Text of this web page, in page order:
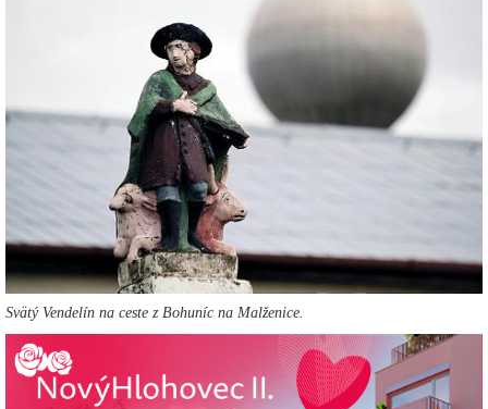
Svätý Vendelín na ceste z Bohuníc na Malženice.